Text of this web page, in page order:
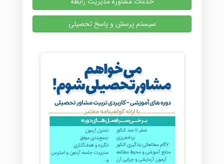
سیستم پرسش و پاسخ تحصیلی